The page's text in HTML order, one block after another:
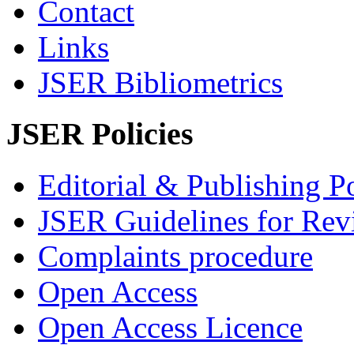
Contact
Links
JSER Bibliometrics
JSER Policies
Editorial & Publishing
JSER Guidelines for
Complaints procedure
Open Access
Open Access Licence